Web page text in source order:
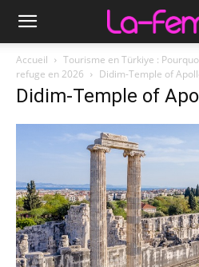
Accueil
Tourisme en Türkiye :
refuge en 2026
Didim-Temple of
Didim-Temple of